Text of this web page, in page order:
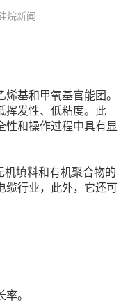
烷新闻
基和甲氧基官能团。
挥发性、低粘度。此
性和操作过程中具有显
机填料和有机聚合物的
缆行业，此外，它还可
。